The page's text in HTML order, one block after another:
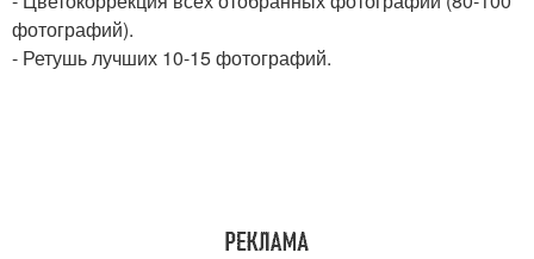
фотографий).
- Ретушь лучших 10-15 фотографий.